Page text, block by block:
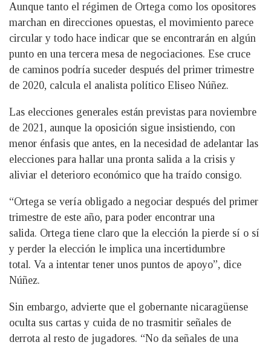
Aunque tanto el régimen de Ortega como los opositores
marchan en direcciones opuestas, el movimiento parece
circular y todo hace indicar que se encontrarán en algún
punto en una tercera mesa de negociaciones. Ese cruce
de caminos podría suceder después del primer trimestre
de 2020, calcula el analista político Eliseo Núñez.
Las elecciones generales están previstas para noviembre
de 2021, aunque la oposición sigue insistiendo, con
menor énfasis que antes, en la necesidad de adelantar las
elecciones para hallar una pronta salida a la crisis y
aliviar el deterioro económico que ha traído consigo.
“Ortega se vería obligado a negociar después del primer
trimestre de este año, para poder encontrar una
salida. Ortega tiene claro que la elección la pierde sí o sí
y perder la elección le implica una incertidumbre
total. Va a intentar tener unos puntos de apoyo”, dice
Núñez.
Sin embargo, advierte que el gobernante nicaragüense
oculta sus cartas y cuida de no trasmitir señales de
derrota al resto de jugadores. “No da señales de una